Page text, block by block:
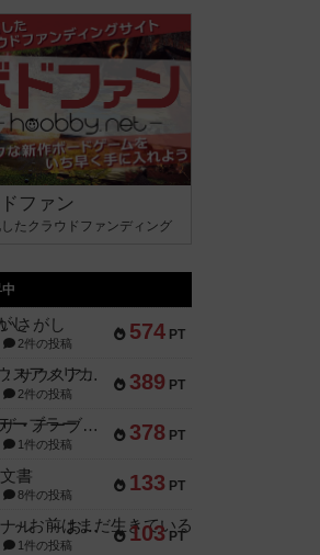
ファン
たクラウドファンディング
574 PT
さがし
2件の投稿
389 PT
リワイルド：サウスアメリカ
2件の投稿
378 PT
アンダー・ザ・テーブラー
1件の投稿
133 PT
書
8件の投稿
103 PT
セミファイナル ～お前はまだ生きている～
1件の投稿